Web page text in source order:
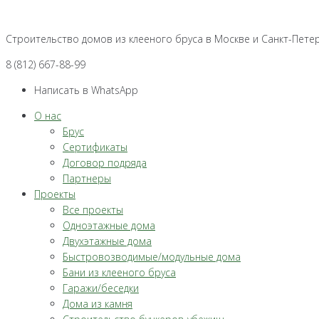
контенту
Строительство домов из клееного бруса в Москве и Санкт-
8 (812) 667-88-99
Написать в WhatsApp
О нас
Брус
Сертификаты
Договор подряда
Партнеры
Проекты
Все проекты
Одноэтажные дома
Двухэтажные дома
Быстровозводимые/модульные дома
Бани из клееного бруса
Гаражи/беседки
Дома из камня